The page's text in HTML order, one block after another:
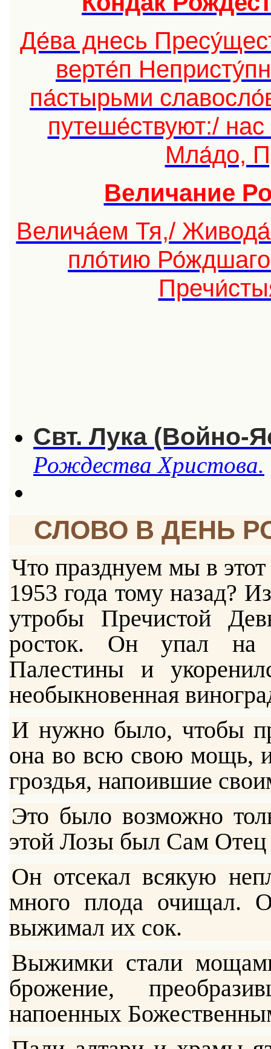
Де́ва днесь
верте́п
па́стырьми
путеше́ствуют:/
Мла́до,
Величание
Велича́ем Тя,/
пло́тию
Свт. Лука (Войно-
Рождества Христова.
СЛОВО В ДЕНЬ
Что празднуем мы в
1953 года тому назад?
утробы Пречистой
росток. Он упал на
Палестины и
необыкновенная
И нужно было, чтобы
она во всю свою мощь,
гроздья, напоившие
Это было возможно
этой Лозы был Сам
Он отсекал всякую
много плода очищал.
выжимал их сок.
Выжимки стали
брожение,
напоенных